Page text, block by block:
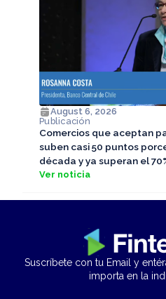
August 6, 2026
Publicación
Comercios que aceptan
suben casi 50 puntos
década y ya superan el
Ver noticia
Suscríbete con tu Email y
importa en la